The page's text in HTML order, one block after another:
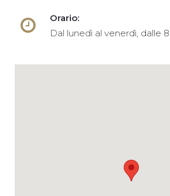
Orario:
Dal lunedì al venerdì, dalle